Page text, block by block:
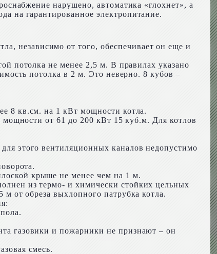
нарушено, автоматика «глохнет», а
на гарантированное электропитание.
независимо от того, обеспечивает он еще и
потолка не менее 2,5 м. В правилах указано
потолка в 2 м. Это неверно. 8 кубов –
8 кв.см. на 1 кВт мощности котла.
от 61 до 200 кВт 15 куб.м. Для котлов
этого вентиляционных каналов недопустимо
крыше не менее чем на 1 м.
из термо- и химически стойких цельных
от обреза выхлопного патрубка котла.
газовики и пожарники не признают – он
смесь.